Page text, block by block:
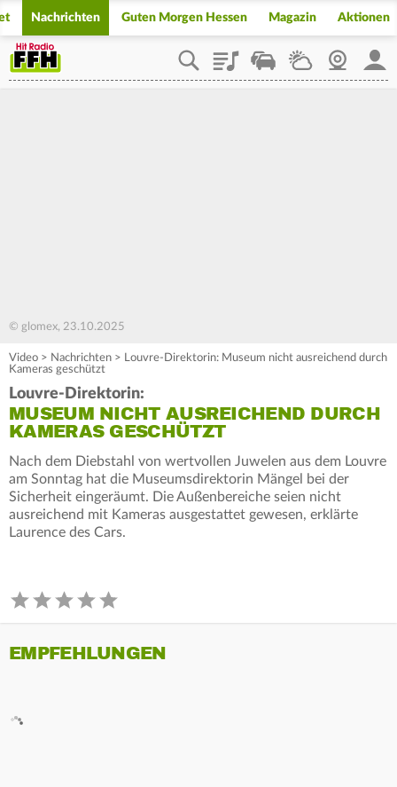
Nachrichten Guten Morgen Hessen Magazin Aktionen
PlaylistStaupilotWetterWebcam
© glomex, 23.10.2025
Video > Nachrichten > Louvre-Direktorin: Museum nicht ausreichend durch
Kameras geschützt
Louvre-Direktorin:
MUSEUM NICHT AUSREICHEND DURCH
KAMERAS GESCHÜTZT
Nach dem Diebstahl von wertvollen Juwelen aus dem Louvre
am Sonntag hat die Museumsdirektorin Mängel bei der
Sicherheit eingeräumt. Die Außenbereiche seien nicht
ausreichend mit Kameras ausgestattet gewesen, erklärte
Laurence des Cars.
EMPFEHLUNGEN